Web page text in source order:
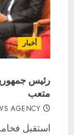
أخبار
رئيس
متعب
AGENCY
استقبل